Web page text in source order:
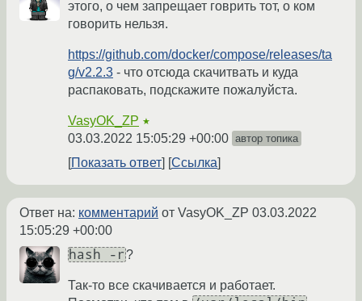
этого, о чем запрещает говрить тот, о ком
говорить нельзя.
https://github.com/docker/compose/releases/ta
g/v2.2.3 - что отсюда скачитвать и куда
распаковать, подскажите пожалуйста.
VasyOK_ZP ★
03.03.2022 15:05:29 +00:00 автор топика
Показать ответ Ссылка
Ответ на: комментарий от VasyOK_ZP 03.03.2022
15:05:29 +00:00
hash -r?
Так-то все скачивается и работает.